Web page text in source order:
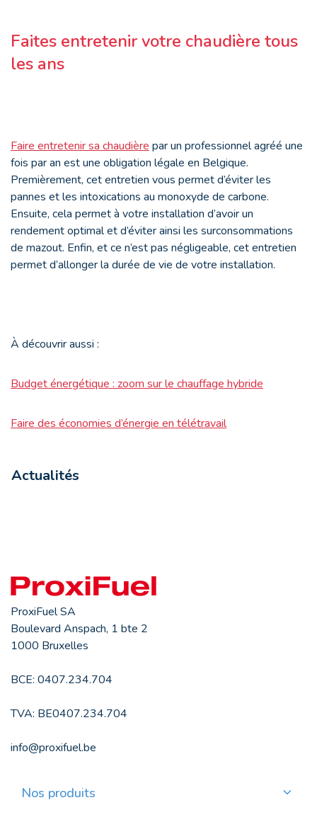
Faites entretenir votre chaudière tous
les ans
Faire entretenir sa chaudière par un professionnel agréé une
fois par an est une obligation légale en Belgique.
Premièrement, cet entretien vous permet d’éviter les
pannes et les intoxications au monoxyde de carbone.
Ensuite, cela permet à votre installation d’avoir un
rendement optimal et d’éviter ainsi les surconsommations
de mazout. Enfin, et ce n’est pas négligeable, cet entretien
permet d’allonger la durée de vie de votre installation.
À découvrir aussi :
Budget énergétique : zoom sur le chauffage hybride
Faire des économies d’énergie en télétravail
Actualités
ProxiFuel SA
Boulevard Anspach, 1 bte 2
1000 Bruxelles
BCE: 0407.234.704
TVA: BE0407.234.704
info@proxifuel.be
Nos produits